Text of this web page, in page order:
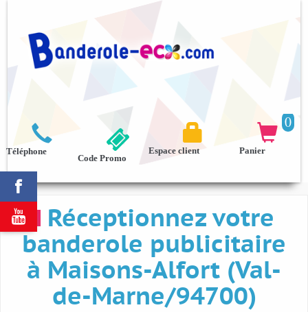



Téléphone
0

Panier

Espace client
Code Promo
Réceptionnez votre
banderole publicitaire
à Maisons-Alfort (Val-
de-Marne/94700)